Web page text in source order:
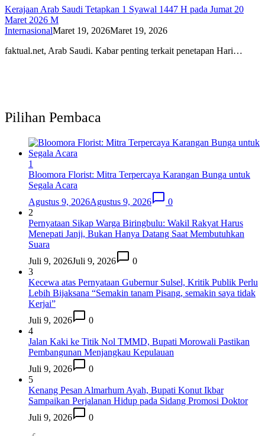
Kerajaan Arab Saudi Tetapkan 1 Syawal 1447 H pada Jumat 20
Maret 2026 M
InternasionalMaret 19, 2026Maret 19, 2026
faktual.net, Arab Saudi. Kabar penting terkait penetapan Hari…
Pilihan Pembaca
1
Bloomora Florist: Mitra Terpercaya Karangan Bunga untuk
Segala Acara
Agustus 9, 2026Agustus 9, 2026
0
2
Pernyataan Sikap Warga Biringbulu: Wakil Rakyat Harus
Menepati Janji, Bukan Hanya Datang Saat Membutuhkan
Suara
Juli 9, 2026Juli 9, 2026
0
3
Kecewa atas Pernyataan Gubernur Sulsel, Kritik Publik Perlu
Lebih Bijaksana “Semakin tanam Pisang, semakin saya tidak
Kerjai”
Juli 9, 2026
0
4
Jalan Kaki ke Titik Nol TMMD, Bupati Morowali Pastikan
Pembangunan Menjangkau Kepulauan
Juli 9, 2026
0
5
Kenang Pesan Almarhum Ayah, Bupati Konut Ikbar
Sampaikan Perjalanan Hidup pada Sidang Promosi Doktor
Juli 9, 2026
0